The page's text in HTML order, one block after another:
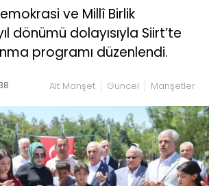
ve Millî Birlik
dönümü dolayısıyla Siirt’te
programı düzenlendi.
Alt Manşet Güncel Manşetler